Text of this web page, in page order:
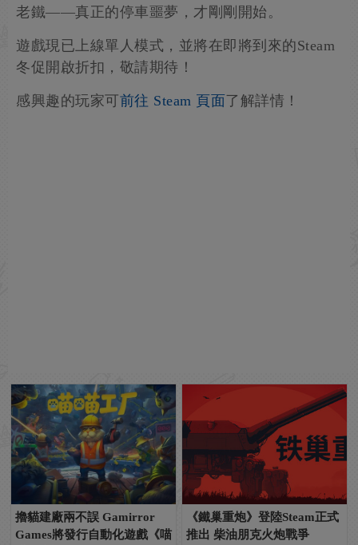
老鐵——真正的停車噩夢，才剛剛開始。
遊戲現已上線單人模式，並將在即將到來的Steam
冬促開啟折扣，敬請期待！
感興趣的玩家可前往 Steam 頁面了解詳情！
擼貓建廠兩不誤 Gamirror
Games將發行自動化遊戲《喵
《鐵巢重炮》登陸Steam正式
推出 柴油朋克火炮戰爭